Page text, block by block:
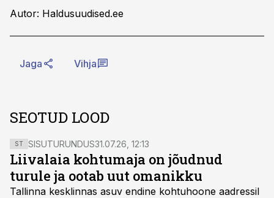
Autor: Haldusuudised.ee
Jaga Vihja
SEOTUD LOOD
ST SISUTURUNDUS31.07.26, 12:13
Liivalaia kohtumaja on jõudnud
turule ja ootab uut omanikku
Tallinna kesklinnas asuv endine kohtuhoone aadressil